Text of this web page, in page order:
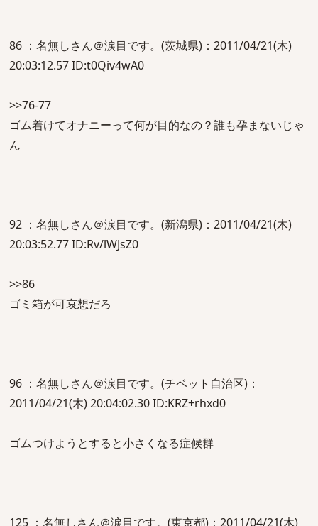
86 ：名無しさん＠涙目です。(茨城県)：2011/04/21(木)
20:03:12.57 ID:t0Qiv4wA0
>>76-77
ゴム着けてオナニーって何が目的なの？誰も孕まないじゃ
ん
92 ：名無しさん＠涙目です。(新潟県)：2011/04/21(木)
20:03:52.77 ID:Rv/lWJsZ0
>>86
ゴミ箱が可哀想だろ
96 ：名無しさん＠涙目です。(チベット自治区)：
2011/04/21(木) 20:04:02.30 ID:KRZ+rhxd0
ゴムつけようとすると小さくなる症候群
125 ：名無しさん＠涙目です。(東京都)：2011/04/21(木)